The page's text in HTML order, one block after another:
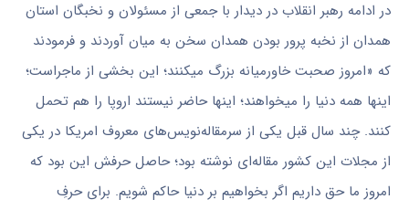
در ادامه رهبر انقلاب در دیدار با جمعی از مسئولان و نخبگان استان
همدان‌ از نخبه پرور بودن همدان سخن به میان آوردند و فرمودند
که «امروز صحبت خاورمیانه‌ بزرگ میکنند؛ این بخشی از ماجراست؛
اینها همه‌ دنیا را میخواهند؛ اینها حاضر نیستند اروپا را هم تحمل
کنند. چند سال قبل یکی از سرمقاله‌نویس‌های معروف امریکا در یکی
از مجلات این کشور مقاله‌ای نوشته بود؛ حاصل حرفش این بود که
امروز ما حق داریم اگر بخواهیم بر دنیا حاکم شویم. برای حرفِ